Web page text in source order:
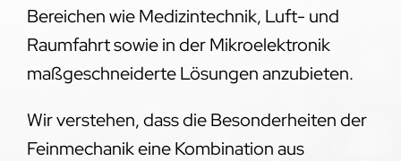
Bereichen wie Medizintechnik, Luft- und
Raumfahrt sowie in der Mikroelektronik
maßgeschneiderte Lösungen anzubieten.
Wir verstehen, dass die Besonderheiten der
Feinmechanik eine Kombination aus